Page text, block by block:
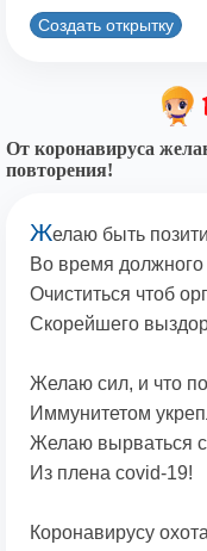
Создать открытку
От коронавируса
повторения!
Желаю быть
Во время должного
Очиститься чтоб
Скорейшего
Желаю сил, и что
Иммунитетом
Желаю вырваться
Из плена covid-19!
Коронавирусу охота